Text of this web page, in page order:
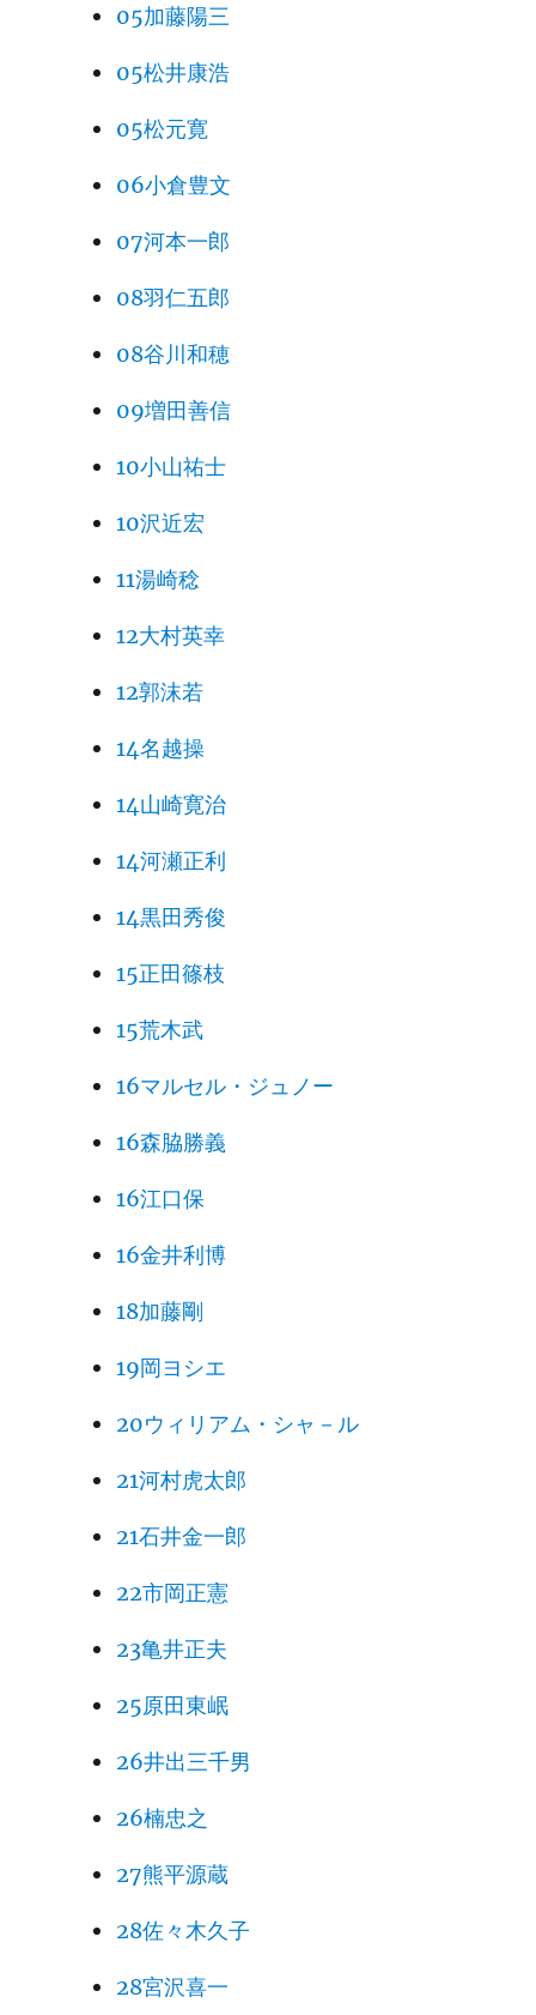
05加藤陽三
05松井康浩
05松元寛
06小倉豊文
07河本一郎
08羽仁五郎
08谷川和穂
09増田善信
10小山祐士
10沢近宏
11湯崎稔
12大村英幸
12郭沫若
14名越操
14山崎寛治
14河瀬正利
14黒田秀俊
15正田篠枝
15荒木武
16マルセル・ジュノー
16森脇勝義
16江口保
16金井利博
18加藤剛
19岡ヨシエ
20ウィリアム・シャ－ル
21河村虎太郎
21石井金一郎
22市岡正憲
23亀井正夫
25原田東岷
26井出三千男
26楠忠之
27熊平源蔵
28佐々木久子
28宮沢喜一